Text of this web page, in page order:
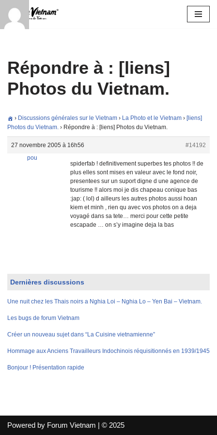
Aller
Répondre à : [liens]
Photos du Vietnam.
› Discussions générales sur le Vietnam › La Photo et le Vietnam › [liens]
Photos du Vietnam. › Répondre à : [liens] Photos du Vietnam.
27 novembre 2005 à 16h56
#14192
pou
spiderfab ! definitivement superbes tes photos !! de
plus elles sont mises en valeur avec le fond noir,
presentees sur un suport digne d une agence de
tourisme !! alors moi je dis chapeau conique bas
:jap: ( lol) d ailleurs les autres photos aussi hoan
kiem et minh , rien qu avec vos photos on a deja
voyagé dans sa tete… merci pour cette petite
escapade … on s’y imagine deja la bas
Dernières discussions
Une nuit chez les Thais noirs a Nghia Loi – Nghia Lo – Yen Bai – Vietnam.
Les bugs de forum Vietnam
Créer un nouveau sujet dans “La Cuisine vietnamienne”
Hommage aux Anciens Travailleurs Indochinois réquisitionnés en 1939/1945
Bonjour ! Présentation rapide
Powered by Forum Vietnam | © 2025